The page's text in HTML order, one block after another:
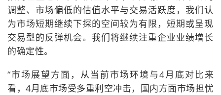
调整、市场偏低的估值水平与交易活跃度，我们认
为市场短期继续下探的空间较为有限，短期或呈现
交易型的反弹机会。我们将继续注重企业业绩增长
的确定性。
“市场展望方面，从当前市场环境与4月底对比来
看，4月底市场受多重利空冲击，国内方面市场担忧